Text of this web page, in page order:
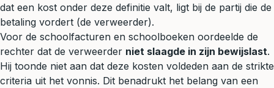
dat een kost onder deze definitie valt, ligt bij de partij die de
betaling vordert (de verweerder).
Voor de schoolfacturen en schoolboeken oordeelde de
rechter dat de verweerder niet slaagde in zijn bewijslast.
Hij toonde niet aan dat deze kosten voldeden aan de strikte
criteria uit het vonnis. Dit benadrukt het belang van een